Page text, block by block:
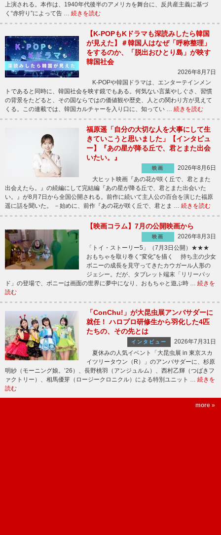
上演される。本作は、1940年代後半のアメリカを舞台に、反共産主義に基づ
く“赤狩り”によって告 … 続きを読む
【K-POPもKドラマも深読みしたら韓国
が見えた】＃韓国人はなぜ「呼称整理」
をするのか、「脱出おひとり島」が映す
韓国社会
2026年8月7日
K-POPや韓国ドラマは、エンターテインメン
トであると同時に、韓国社会を映す鏡でもある。何気ない言葉やしぐさ、習慣
の背景をたどると、その国ならではの価値観や歴史、人との関わり方が見えて
くる。この連載では、韓国カルチャーを入り口に、知ってい … 続きを読む
福原遥「自分の大切な人を大事にして生
きていこうと思いました」【インタビュ
ー】『あの星が降る丘で、君とまた出会
いたい。』
映画
2026年8月6日
大ヒット映画『あの花が咲く丘で、君とまた
出会えたら。』の続編にして完結編『あの星が降る丘で、君とまた出会いた
い。』が8月7日から全国公開される。前作に続いて主人公の百合を演じた福原
遥に話を聞いた。 －始めに、前作『あの花が咲く丘で、君とま … 続きを読む
【映画コラム】7月の公開映画から
映画
2026年8月3日
「トイ・ストーリー5」（7月3日公開）★★★
おもちゃを取り巻く“変化”を描く 持ち主の少女
ボニーの成長を見守ってきたカウガール人形の
ジェシー。だが、タブレット端末「リリーパッ
ド」の登場で、ボニーは画面の世界に夢中になり、おもちゃと遊ぶ時 … 続きを
読む
「ConChu!」が大昆虫展アンバサダーに
就任！ ハロプロ研修生から羽化した4匹
たちの、その先とは
インタビュー
2026年7月31日
夏休みの人気イベント「大昆虫展 in 東京スカ
イツリータウン（R）」のアンバサダーに、杉原
明紗（モーニング娘。’26）、長野桃羽（アンジュルム）、西村乙輝（つばきフ
ァクトリー）、相馬優芽（ロージークロニクル）による特別ユニット … 続きを
読む
more »